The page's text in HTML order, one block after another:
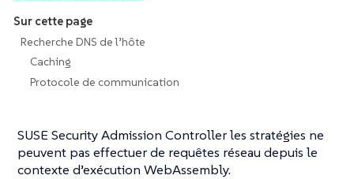
Sur cette page
Recherche DNS de l’hôte
Caching
Protocole de communication
SUSE Security Admission Controller les stratégies ne
peuvent pas effectuer de requêtes réseau depuis le
contexte d’exécution WebAssembly.